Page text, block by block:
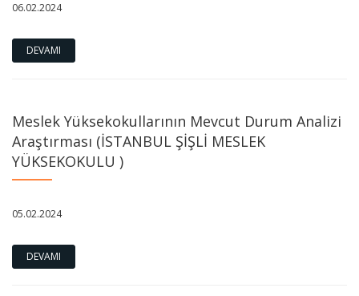
06.02.2024
DEVAMI
Meslek Yüksekokullarının Mevcut Durum Analizi
Araştırması (İSTANBUL ŞİŞLİ MESLEK
YÜKSEKOKULU )
05.02.2024
DEVAMI